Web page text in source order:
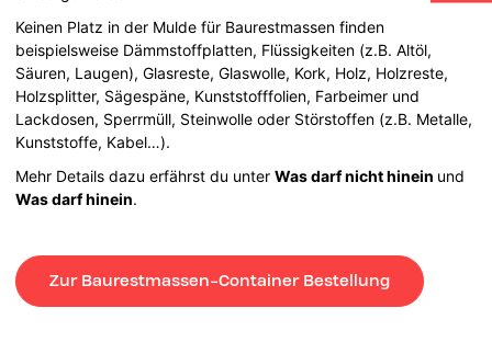
Keinen Platz in der Mulde für Baurestmassen finden
beispielsweise Dämmstoffplatten, Flüssigkeiten (z.B. Altöl,
Säuren, Laugen), Glasreste, Glaswolle, Kork, Holz, Holzreste,
Holzsplitter, Sägespäne, Kunststofffolien, Farbeimer und
Lackdosen, Sperrmüll, Steinwolle oder Störstoffen (z.B. Metalle,
Kunststoffe, Kabel…).
Mehr Details dazu erfährst du unterWas darf nicht hinein und
Was darf hinein.
Zur Baurestmassen-Container Bestellung